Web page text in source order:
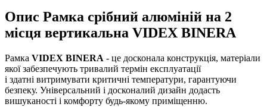
Опис Рамка срібний алюміній на 2
місця вертикальна VIDEX BINERA
Рамка VIDEX BINERA - це досконала конструкція, матеріали
якої забезпечують тривалий термін експлуатації
і здатні витримувати критичні температури, гарантуючи
безпеку. Універсальний і досконалий дизайн додасть
вишуканості і комфорту будь-якому приміщенню.